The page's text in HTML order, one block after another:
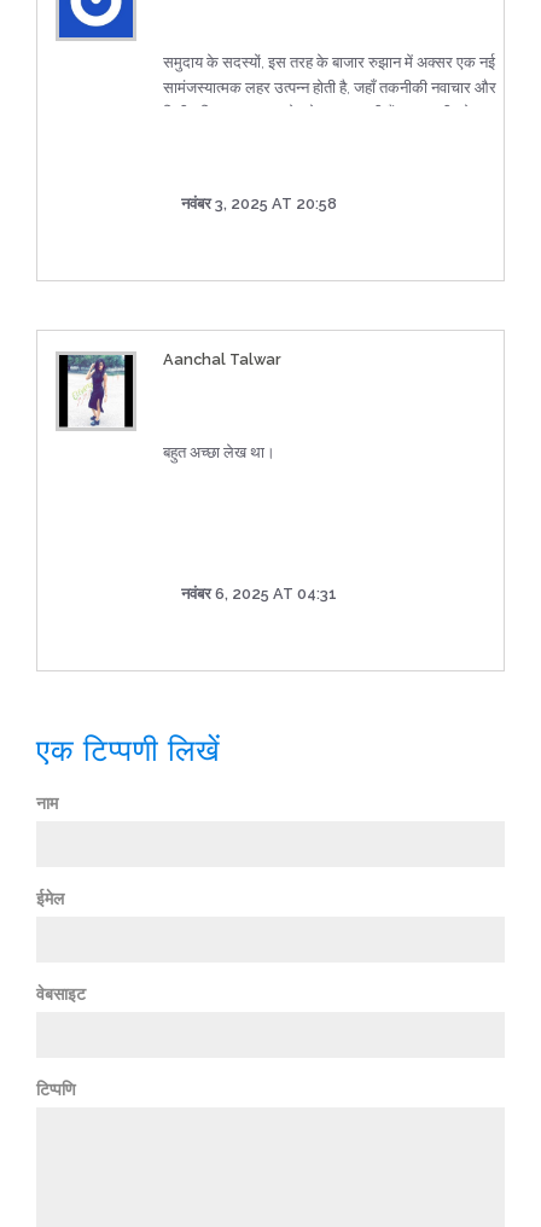
समुदाय के सदस्यों, इस तरह के बाजार रुझान में अक्सर एक नई
सामंजस्यात्मक लहर उत्पन्न होती है, जहाँ तकनीकी नवाचार और
नवंबर 3, 2025 AT 20:58
Aanchal Talwar
बहुत अच्छा लेख था।
नवंबर 6, 2025 AT 04:31
एक टिप्पणी लिखें
नाम
ईमेल
वेबसाइट
टिप्पणि